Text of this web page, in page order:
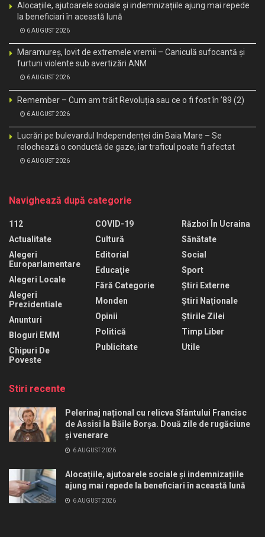
Alocațiile, ajutoarele sociale și indemnizațiile ajung mai repede
la beneficiari în această lună
6 AUGUST 2026
Maramureș, lovit de extremele vremii – Caniculă sufocantă și
furtuni violente sub avertizări ANM
6 AUGUST 2026
Remember – Cum am trăit Revoluția sau ce o fi fost în ’89 (2)
6 AUGUST 2026
Lucrări pe bulevardul Independenței din Baia Mare – Se
relochează o conductă de gaze, iar traficul poate fi afectat
6 AUGUST 2026
Navighează după categorie
112
Actualitate
Alegeri
Europarlamentare
Alegeri Locale
Alegeri
Prezidentiale
Anunturi
Bloguri EMM
Chipuri De
Poveste
COVID-19
Cultură
Editorial
Educaţie
Fără Categorie
Monden
Opinii
Politică
Publicitate
Război În Ucraina
Sănătate
Social
Sport
Știri Externe
Știri Naționale
Știrile Zilei
Timp Liber
Utile
Stiri recente
Pelerinaj național cu relicva Sfântului Francisc
de Assisi la Băile Borșa. Două zile de rugăciune
și venerare
6 AUGUST 2026
Alocațiile, ajutoarele sociale și indemnizațiile
ajung mai repede la beneficiari în această lună
6 AUGUST 2026